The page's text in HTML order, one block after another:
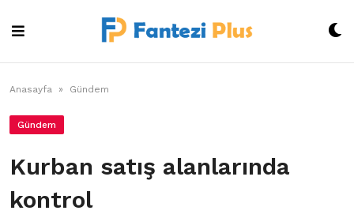
content
Anasayfa » Gündem
Gündem
Kurban satış alanlarında
kontrol